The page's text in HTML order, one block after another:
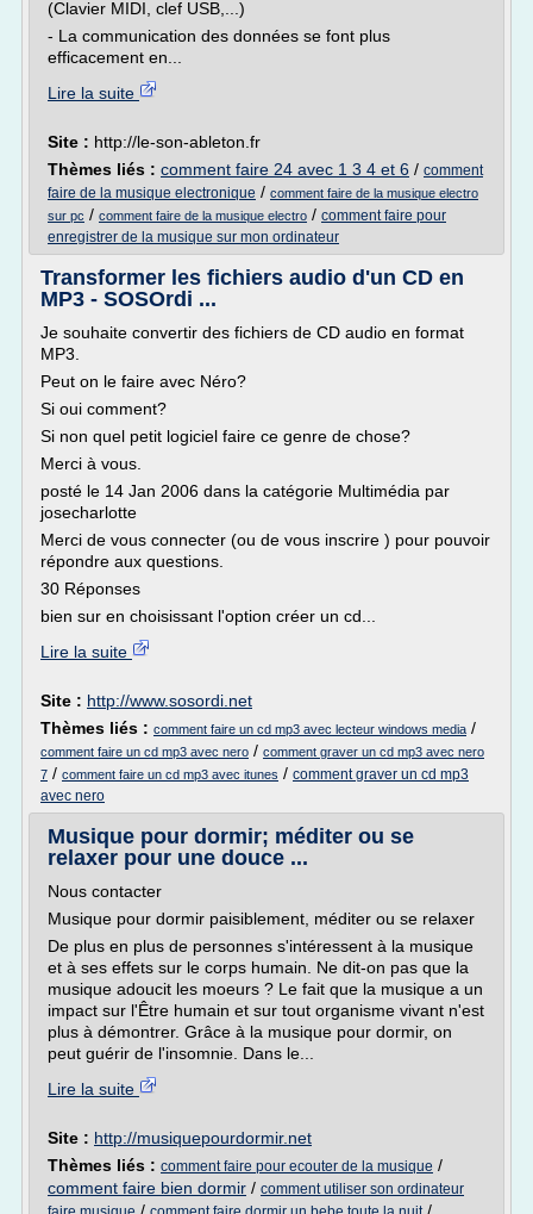
(Clavier MIDI, clef USB,...)
- La communication des données se font plus
efficacement en...
Lire la suite
Site : http://le-son-ableton.fr
Thèmes liés : comment faire 24 avec 1 3 4 et 6 / comment
faire de la musique electronique / comment faire de la musique electro
sur pc / comment faire de la musique electro / comment faire pour
enregistrer de la musique sur mon ordinateur
Transformer les fichiers audio d'un CD en
MP3 - SOSOrdi ...
Je souhaite convertir des fichiers de CD audio en format
MP3.
Peut on le faire avec Néro?
Si oui comment?
Si non quel petit logiciel faire ce genre de chose?
Merci à vous.
posté le 14 Jan 2006 dans la catégorie Multimédia par
josecharlotte
Merci de vous connecter (ou de vous inscrire ) pour pouvoir
répondre aux questions.
30 Réponses
bien sur en choisissant l'option créer un cd...
Lire la suite
Site : http://www.sosordi.net
Thèmes liés : comment faire un cd mp3 avec lecteur windows media /
comment faire un cd mp3 avec nero / comment graver un cd mp3 avec nero
7 / comment faire un cd mp3 avec itunes / comment graver un cd mp3
avec nero
Musique pour dormir; méditer ou se
relaxer pour une douce ...
Nous contacter
Musique pour dormir paisiblement, méditer ou se relaxer
De plus en plus de personnes s'intéressent à la musique
et à ses effets sur le corps humain. Ne dit-on pas que la
musique adoucit les moeurs ? Le fait que la musique a un
impact sur l'Être humain et sur tout organisme vivant n'est
plus à démontrer. Grâce à la musique pour dormir, on
peut guérir de l'insomnie. Dans le...
Lire la suite
Site : http://musiquepourdormir.net
Thèmes liés : comment faire pour ecouter de la musique /
comment faire bien dormir / comment utiliser son ordinateur